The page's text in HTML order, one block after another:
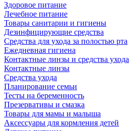
Здоровое питание
Лечебное питание
Товары санитарии и гигиены
Дезинфицирующие средства
Средства для ухода за полостью рта
Ежедневная гигиена
Контактные линзы и средства ухода
Контактные линзы
Средства ухода
Планирование семьи
Тесты на беременность
Презервативы и смазка
Товары для мамы и малыша
Аксессуары для кормления детей